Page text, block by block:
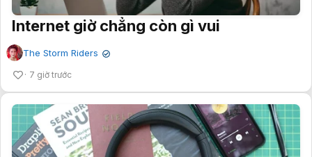
Internet giờ chẳng còn gì vui
The Storm Riders ✔
7 giờ trước